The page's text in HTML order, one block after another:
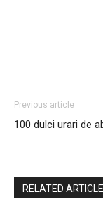
Previous article
100 dulci urari de
RELATED